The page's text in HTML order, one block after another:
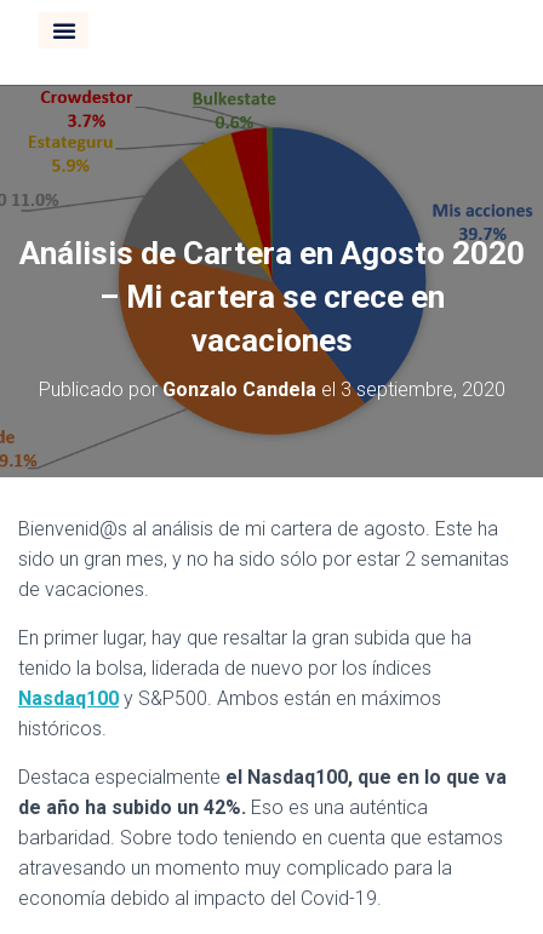
Análisis de Cartera en Agosto 2020
– Mi cartera se crece en
vacaciones
Publicado porGonzalo Candelael 3 septiembre, 2020
Bienvenid@s al análisis de mi cartera de agosto. Este ha
sido un gran mes, y no ha sido sólo por estar 2 semanitas
de vacaciones.
En primer lugar, hay que resaltar la gran subida que ha
tenido la bolsa, liderada de nuevo por los índices
Nasdaq100 y S&P500. Ambos están en máximos
históricos.
Destaca especialmente el Nasdaq100, que en lo que va
de año ha subido un 42%. Eso es una auténtica
barbaridad. Sobre todo teniendo en cuenta que estamos
atravesando un momento muy complicado para la
economía debido al impacto del Covid-19.